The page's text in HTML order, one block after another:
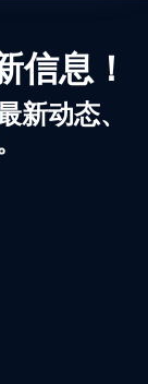
信息！
新动态、